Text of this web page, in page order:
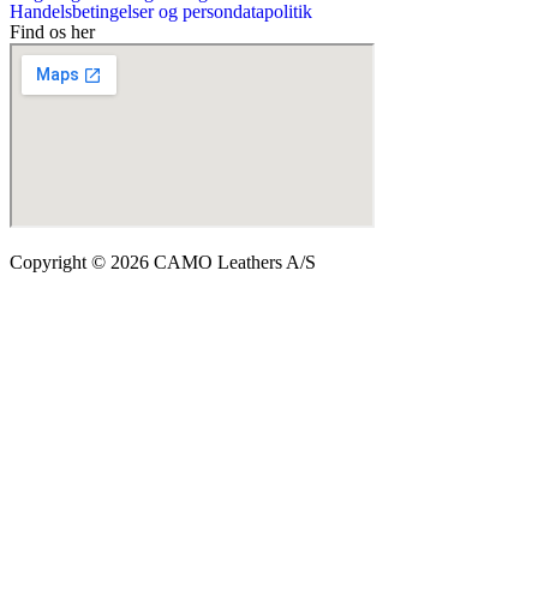
Handelsbetingelser og persondatapolitik
Find os her
Copyright © 2026 CAMO Leathers A/S